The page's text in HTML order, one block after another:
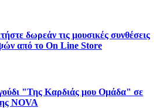
δωρεάν τις μουσικές συνθέσεις
από το On Line Store
"Της Καρδιάς μου Ομάδα" σε
NOVA